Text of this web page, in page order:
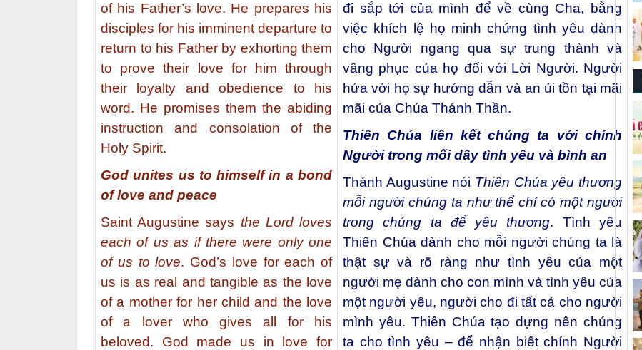
of his Father’s love. He prepares his
disciples for his imminent departure to
return to his Father by exhorting them
to prove their love for him through
their loyalty and obedience to his
word. He promises them the abiding
instruction and consolation of the
Holy Spirit.
God unites us to himself in a bond
of love and peace
Saint Augustine says the Lord loves
each of us as if there were only one
of us to love. God’s love for each of
us is as real and tangible as the love
of a mother for her child and the love
of a lover who gives all for his
beloved. God made us in love for
đi sắp tới của mình để về cùng Cha, bằng
việc khích lệ họ minh chứng tình yêu dành
cho Người ngang qua sự trung thành và
vâng phục của họ đối với Lời Người. Người
hứa với họ sự hướng dẫn và an ủi tồn tại mãi
mãi của Chúa Thánh Thần.
Thiên Chúa liên kết chúng ta với chính
Người trong mối dây tình yêu và bình an
Thánh Augustine nói Thiên Chúa yêu thương
mỗi người chúng ta như thể chỉ có một người
trong chúng ta để yêu thương. Tình yêu
Thiên Chúa dành cho mỗi người chúng ta là
thật sự và rõ ràng như tình yêu của một
người mẹ dành cho con mình và tình yêu của
một người yêu, người cho đi tất cả cho người
mình yêu. Thiên Chúa tạo dựng nên chúng
ta cho tình yêu – để nhận biết chính Người